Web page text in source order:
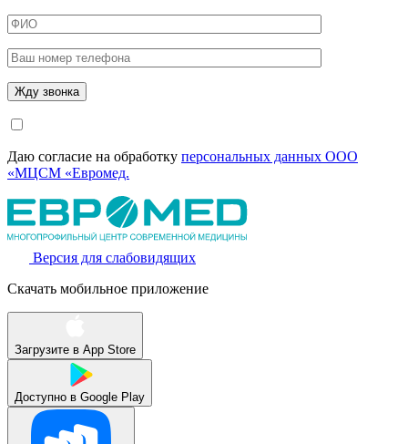
Даю согласие на обработку персональных данных ООО
«МЦСМ «Евромед.
Версия для слабовидящих
Скачать мобильное приложение
Загрузите в App Store
Доступно в Google Play